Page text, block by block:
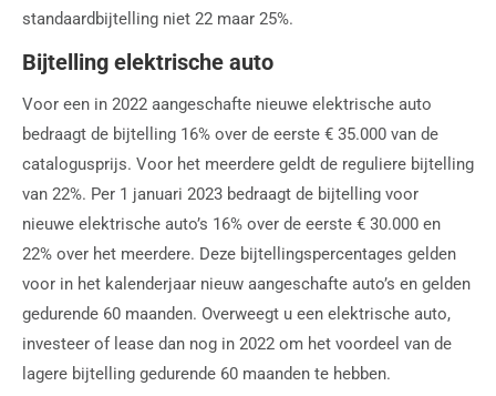
standaardbijtelling niet 22 maar 25%.
Bijtelling elektrische auto
Voor een in 2022 aangeschafte nieuwe elektrische auto
bedraagt de bijtelling 16% over de eerste € 35.000 van de
catalogusprijs. Voor het meerdere geldt de reguliere bijtelling
van 22%. Per 1 januari 2023 bedraagt de bijtelling voor
nieuwe elektrische auto’s 16% over de eerste € 30.000 en
22% over het meerdere. Deze bijtellingspercentages gelden
voor in het kalenderjaar nieuw aangeschafte auto’s en gelden
gedurende 60 maanden. Overweegt u een elektrische auto,
investeer of lease dan nog in 2022 om het voordeel van de
lagere bijtelling gedurende 60 maanden te hebben.